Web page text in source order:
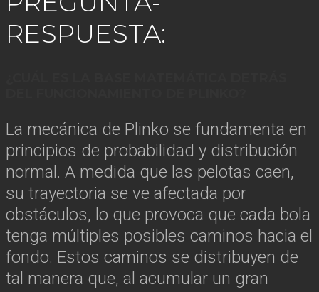
RESPUESTA:
La mecánica de Plinko se fundamenta en
principios de probabilidad y distribución
normal. A medida que las pelotas caen,
su trayectoria se ve afectada por
obstáculos, lo que provoca que cada bola
tenga múltiples posibles caminos hacia el
fondo. Estos caminos se distribuyen de
tal manera que, al acumular un gran